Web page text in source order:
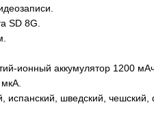
SD 8G.
ионный аккумулятор 1200
испанский, шведский,